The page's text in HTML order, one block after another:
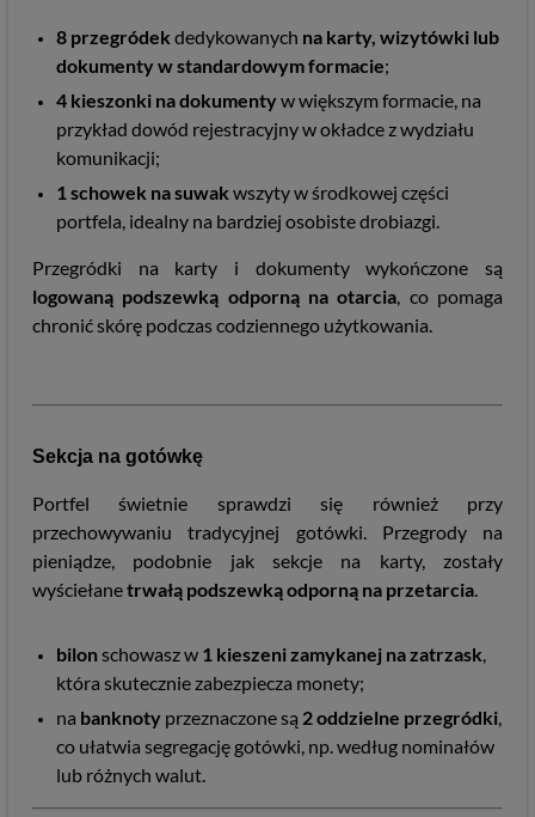
8 przegródek dedykowanych na karty, wizytówki lub
dokumenty w standardowym formacie;
4 kieszonki na dokumentyw większym formacie, na
przykład dowód rejestracyjny w okładce z wydziału
komunikacji;
1 schowek na suwak wszyty w środkowej części
portfela, idealny na bardziej osobiste drobiazgi.
Przegródki na karty i dokumenty wykończone są
logowaną podszewką odporną na otarcia, co pomaga
chronić skórę podczas codziennego użytkowania.
Sekcja na gotówkę
Portfel świetnie sprawdzi się również przy
przechowywaniu tradycyjnej gotówki. Przegrody na
pieniądze, podobnie jak sekcje na karty, zostały
wyściełanetrwałą podszewką odporną na przetarcia.
bilonschowasz w 1 kieszeni zamykanej na zatrzask,
która skutecznie zabezpiecza monety;
na banknoty przeznaczone są 2oddzielne przegródki,
co ułatwia segregację gotówki, np. według nominałów
lub różnych walut.